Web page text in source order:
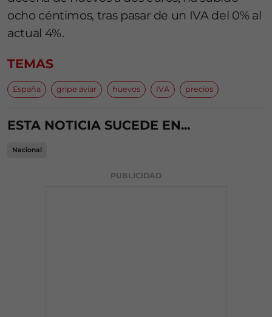
ocho céntimos, tras pasar de un IVA del 0% al
actual 4%.
TEMAS
España gripe aviar huevos IVA precios
ESTA NOTICIA SUCEDE EN...
Nacional
PUBLICIDAD